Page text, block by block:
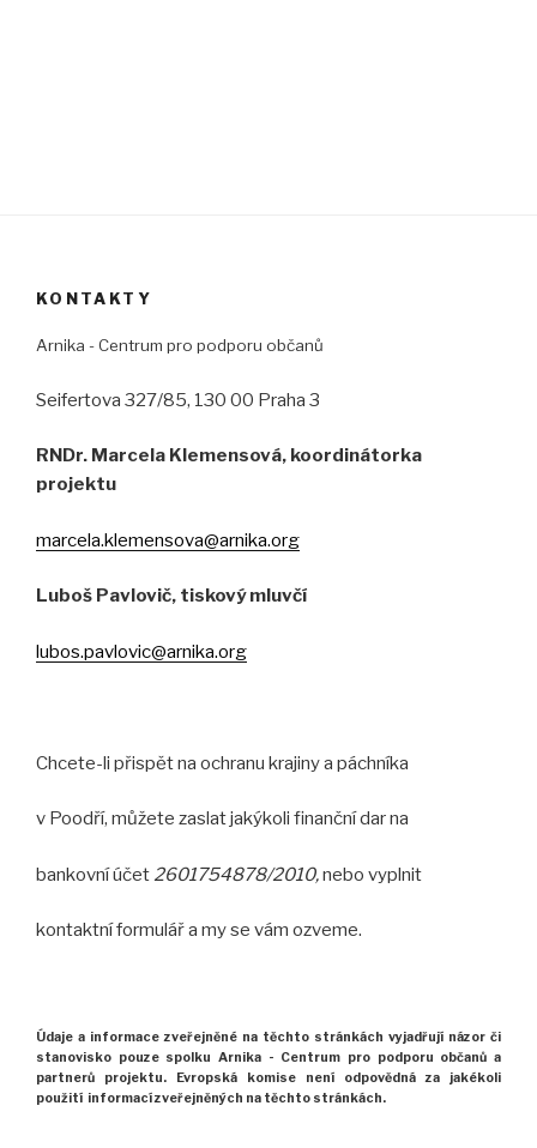
KONTAKTY
Arnika - Centrum pro podporu občanů
Seifertova 327/85, 130 00 Praha 3
RNDr. Marcela Klemensová, koordinátorka
projektu
marcela.klemensova@arnika.org
Luboš Pavlovič, tiskový mluvčí
lubos.pavlovic@arnika.org
Chcete-li přispět na ochranu krajiny a páchníka
v Poodří, můžete zaslat jakýkoli finanční dar na
bankovní účet2601754878/2010,nebo vyplnit
kontaktní formulář a my se vám ozveme.
Údaje a informace zveřejněné na těchto stránkách vyjadřují názor či
stanovisko pouze spolku Arnika - Centrum pro podporu občanůa
partnerů projektu.
Evropská komise není odpovědná za jakékoli
použití informací zveřejněných na těchto stránkách.